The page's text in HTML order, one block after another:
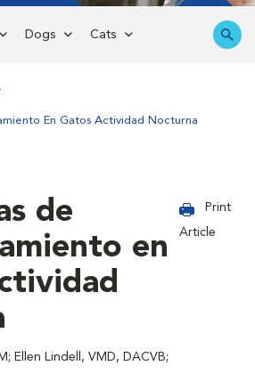
Dogs Cats
En Gatos Actividad Nocturna
de
en
Ellen Lindell, VMD, DACVB;
Print
Article